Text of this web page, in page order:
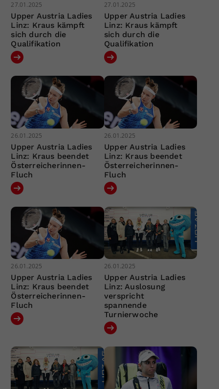
27.01.2025
Upper Austria Ladies
Linz: Kraus kämpft
sich durch die
Qualifikation
27.01.2025
Upper Austria Ladies
Linz: Kraus kämpft
sich durch die
Qualifikation
26.01.2025
Upper Austria Ladies
Linz: Kraus beendet
Österreicherinnen-
Fluch
26.01.2025
Upper Austria Ladies
Linz: Kraus beendet
Österreicherinnen-
Fluch
26.01.2025
Upper Austria Ladies
Linz: Kraus beendet
Österreicherinnen-
Fluch
26.01.2025
Upper Austria Ladies
Linz: Auslosung
verspricht
spannende
Turnierwoche